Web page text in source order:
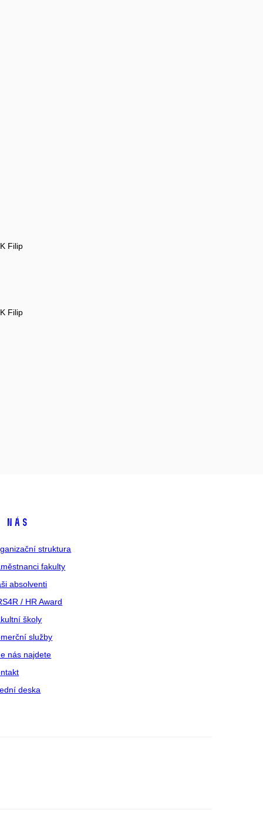
Filip
Filip
nás
struktura
fakulty
absolventi
/ HR Award
školy
služby
nás najdete
deska